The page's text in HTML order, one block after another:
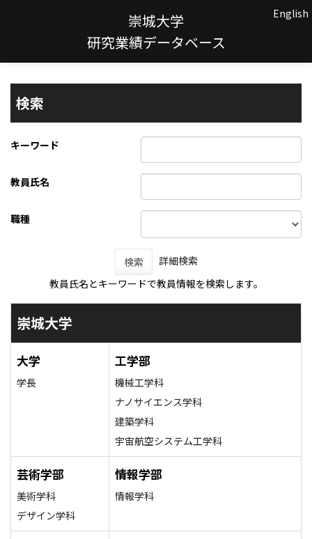
崇城大学
研究業績データベース
English
検索
キーワード
教員氏名
職種
検索
詳細検索
教員氏名とキーワードで教員情報を検索します。
崇城大学
大学
学長
工学部
機械工学科
ナノサイエンス学科
建築学科
宇宙航空システム工学科
芸術学部
美術学科
デザイン学科
情報学部
情報学科